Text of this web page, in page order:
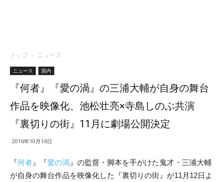
トップ ニュース
ニュース 国内
『何者』『愛の渦』の三浦大輔が自身の舞台
作品を映像化、池松壮亮×寺島しのぶ共演
『裏切りの街』11月に劇場公開決定
2016年10月14日
『何者 』『愛の渦 』の監督・脚本を手がけた鬼才・三浦大輔
が自身の舞台作品を映像化した『裏切りの街』が11月12日よ